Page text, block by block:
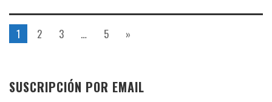
1 2 3 … 5 »
SUSCRIPCIÓN POR EMAIL